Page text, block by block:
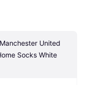
United
Socks White